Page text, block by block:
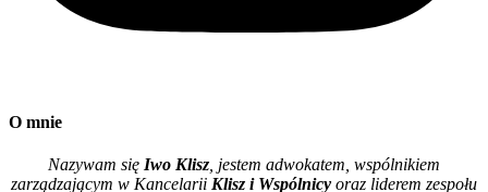
O mnie
Nazywam się Iwo Klisz, jestem adwokatem, wspólnikiem
zarządzającym w Kancelarii Klisz i Wspólnicy oraz liderem zespołu